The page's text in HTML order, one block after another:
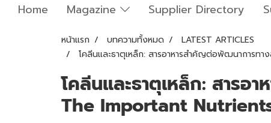
Home Magazine Supplier Directory
หน้าแรก บทความทั้งหมด
LATEST ARTICLES
โคลีนและธาตุเหล็ก: สารอาหารสำคัญต่อพัฒนาการ
โคลีนและธาตุเหล็ก: สาร
The Important